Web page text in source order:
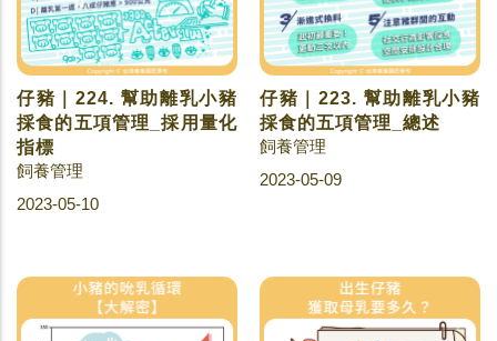
仔豬｜224. 幫助離乳小豬
採食的五項管理_採用量化
指標
飼養管理
2023-05-10
仔豬｜223. 幫助離乳小豬
採食的五項管理_總述
飼養管理
2023-05-09